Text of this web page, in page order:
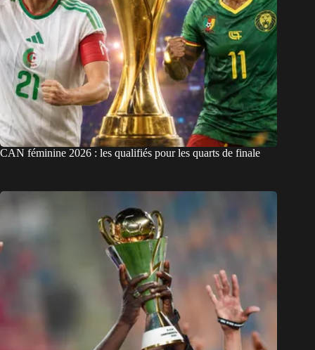
CAN féminine 2026 : les qualifiés pour les quarts de finale